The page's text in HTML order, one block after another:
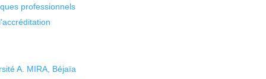
professionnels
A. MIRA, Béjaïa